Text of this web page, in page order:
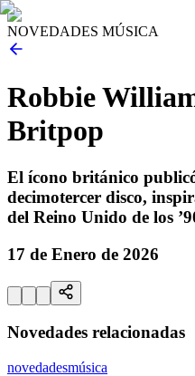
NOVEDADES MÚSICA
Robbie
Britpop
El ícono británico
decimotercer disco,
del Reino Unido de los
17 de Enero de 2026
Novedades relacionadas
novedadesmúsica